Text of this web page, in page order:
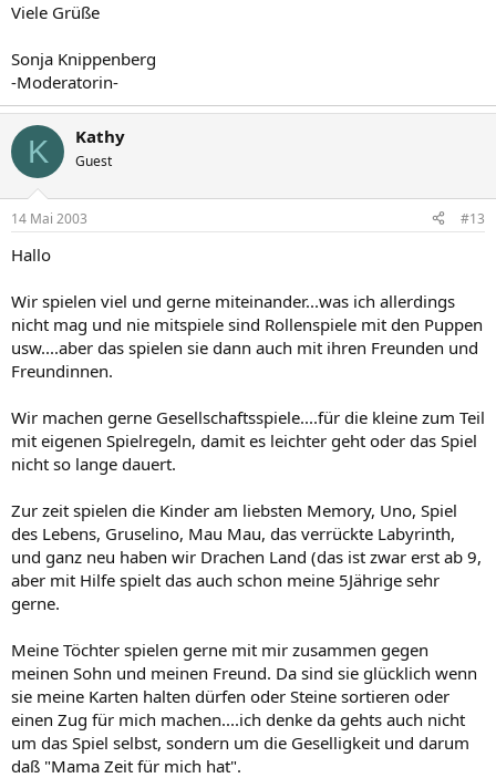
Viele Grüße
Sonja Knippenberg
-Moderatorin-
K Kathy
Guest
14 Mai 2003 #13
Hallo
Wir spielen viel und gerne miteinander...was ich allerdings
nicht mag und nie mitspiele sind Rollenspiele mit den Puppen
usw....aber das spielen sie dann auch mit ihren Freunden und
Freundinnen.
Wir machen gerne Gesellschaftsspiele....für die kleine zum Teil
mit eigenen Spielregeln, damit es leichter geht oder das Spiel
nicht so lange dauert.
Zur zeit spielen die Kinder am liebsten Memory, Uno, Spiel
des Lebens, Gruselino, Mau Mau, das verrückte Labyrinth,
und ganz neu haben wir Drachen Land (das ist zwar erst ab 9,
aber mit Hilfe spielt das auch schon meine 5Jährige sehr
gerne.
Meine Töchter spielen gerne mit mir zusammen gegen
meinen Sohn und meinen Freund. Da sind sie glücklich wenn
sie meine Karten halten dürfen oder Steine sortieren oder
einen Zug für mich machen....ich denke da gehts auch nicht
um das Spiel selbst, sondern um die Geselligkeit und darum
daß "Mama Zeit für mich hat".